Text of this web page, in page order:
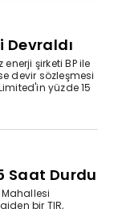
Devraldı
enerji şirketi BP ile
devir sözleşmesi
yüzde 15
Saat Durdu
bir TIR,